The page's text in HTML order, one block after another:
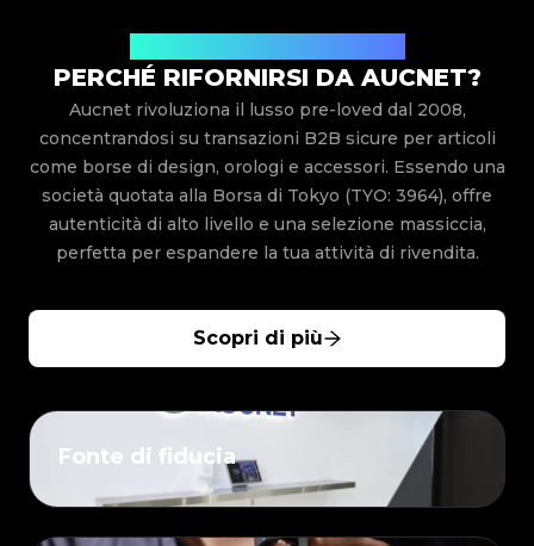
PERCHÉ RIFORNIRSI DA AUCNET?
Aucnet rivoluziona il lusso pre-loved dal 2008,
concentrandosi su transazioni B2B sicure per articoli
come borse di design, orologi e accessori. Essendo una
società quotata alla Borsa di Tokyo (TYO: 3964), offre
autenticità di alto livello e una selezione massiccia,
perfetta per espandere la tua attività di rivendita.
Scopri di più
Fonte di fiducia